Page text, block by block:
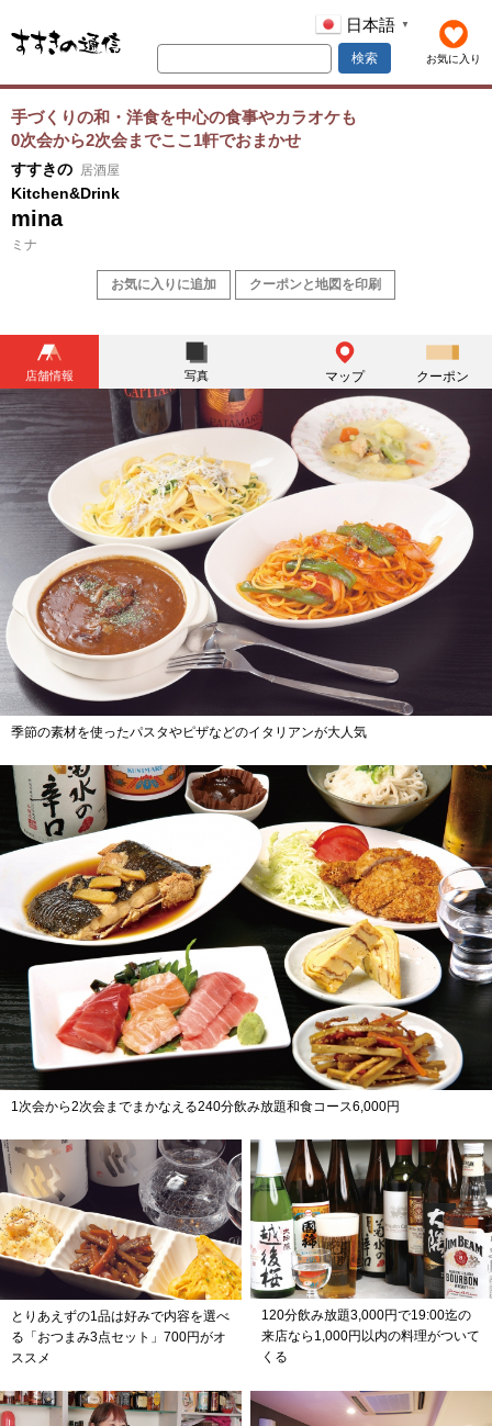
お気に入り
日本語 ▼
検索
手づくりの和・洋食を中心の食事やカラオケも
0次会から2次会までここ1軒でおまかせ
すすきの 居酒屋
Kitchen&Drink
mina
ミナ
お気に入りに追加 クーポンと地図を印刷
店舗情報 写真 マップ クーポン
季節の素材を使ったパスタやピザなどのイタリアンが大人気
1次会から2次会までまかなえる240分飲み放題和食コース6,000円
とりあえずの1品は好みで内容を選べ
る「おつまみ3点セット」700円がオ
ススメ
120分飲み放題3,000円で19:00迄の
来店なら1,000円以内の料理がついて
くる